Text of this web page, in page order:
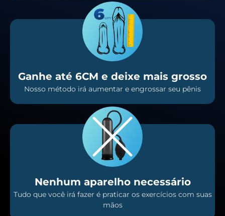
Ganhe até 6CM e deixe mais grosso
Nosso método irá aumentar e engrossar seu pênis
Nenhum aparelho necessário
Tudo que você irá fazer é praticar os exercícios com suas
mãos